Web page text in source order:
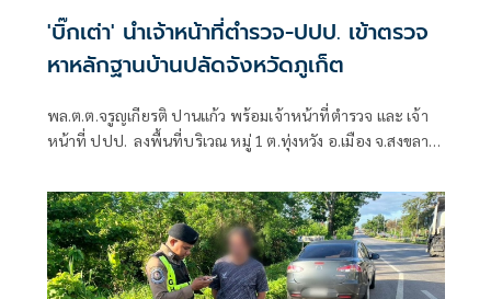
'บิ๊กเต่า' นำเจ้าหน้าที่ตำรวจ-ปปป. เข้าตรวจ
หาหลักฐานบ้านปลัดจังหวัดภูเก็ต
พล.ต.ต.จรูญเกียรติ ปานแก้ว พร้อมเจ้าหน้าที่ตำรวจ และ เจ้า
หน้าที่ ปปป. ลงพื้นที่บริเวณ หมู่ 1 ต.ทุ่งหวัง อ.เมือง จ.สงขลา
ภูเก็ต เพื่อหาหลักฐานเพิ่มเติม